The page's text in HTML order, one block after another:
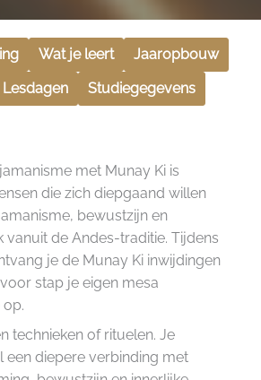
Wat je leert
Jaaropbouw
Lesdagen Studiegegevens
met Munay Ki is
die zich diepgaand willen
bewustzijn en
vanuit de Andes-traditie. Tijdens
je de Munay Ki inwijdingen
stap je eigen mesa
technieken of rituelen. Je
een diepere verbinding met